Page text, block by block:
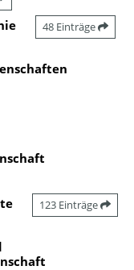
48 Einträge
123 Einträge